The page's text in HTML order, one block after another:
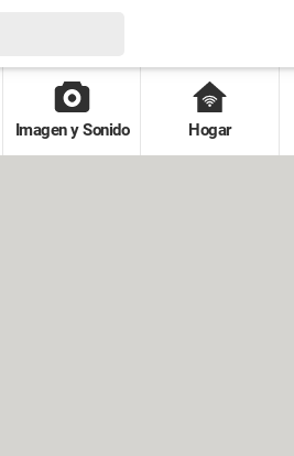
Imagen y Sonido Hogar